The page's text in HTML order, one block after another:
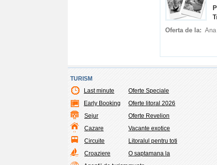
Oferta de la:
TURISM
Last minute
Early Booking
Sejur
Cazare
Circuite
Croaziere
Oferte Speciale
Oferte litoral 2026
Oferte Revelion
Vacante exotice
Litoralul pentru toti
O saptamana la